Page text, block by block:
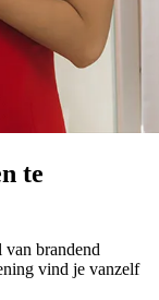
te
van brandend
vind je vanzelf